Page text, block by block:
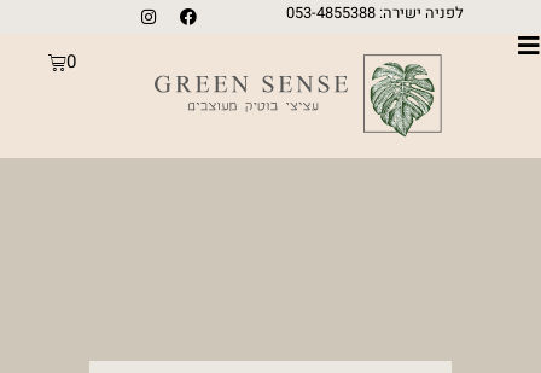
לפניה ישירה: 053-4855388
0